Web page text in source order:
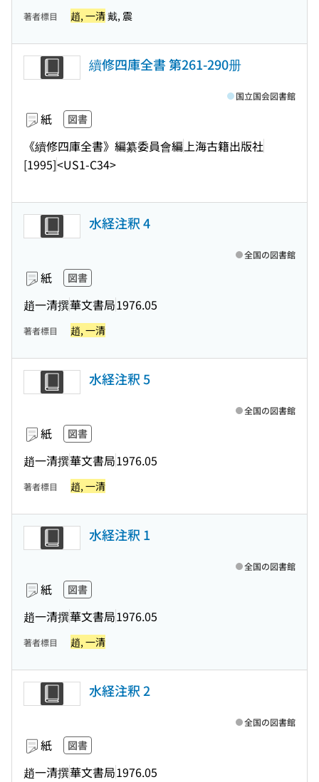
著者標目 趙, 一清戴, 震
續修四庫全書 第261-290册
紙 図書
《續修四庫全書》編纂委員會編 上海古籍出版社
[1995]<US1-C34>
国立国会図書館
水経注釈 4
紙 図書
趙一清撰華文書局1976.05
全国の図書館
著者標目 趙, 一清
水経注釈 5
紙 図書
趙一清撰華文書局1976.05
全国の図書館
著者標目 趙, 一清
水経注釈 1
紙 図書
趙一清撰華文書局1976.05
全国の図書館
著者標目 趙, 一清
水経注釈 2
紙 図書
趙一清撰華文書局1976.05
全国の図書館